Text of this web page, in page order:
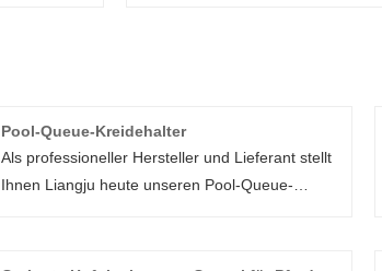
Pool-Queue-Kreidehalter
Als professioneller Hersteller und Lieferant stellt
Ihnen Liangju heute unseren Pool-Queue-
dieser kompakten und langlebigen Choco-